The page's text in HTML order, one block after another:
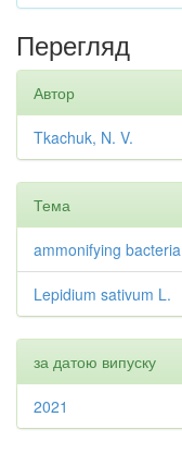
Перегляд
Автор
Tkachuk, N. V.
Тема
ammonifying bacteria
Lepidium sativum L.
за датою випуску
2021